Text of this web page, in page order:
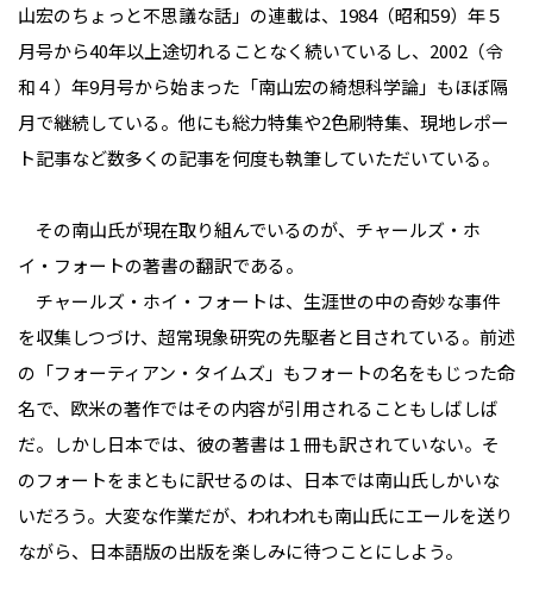
山宏のちょっと不思議な話」の連載は、1984（昭和59）年５
月号から40年以上途切れることなく続いているし、2002（令
和４）年9月号から始まった「南山宏の綺想科学論」もほぼ隔
月で継続している。他にも総力特集や2色刷特集、現地レポー
ト記事など数多くの記事を何度も執筆していただいている。
その南山氏が現在取り組んでいるのが、チャールズ・ホ
イ・フォートの著書の翻訳である。
チャールズ・ホイ・フォートは、生涯世の中の奇妙な事件
を収集しつづけ、超常現象研究の先駆者と目されている。前述
の「フォーティアン・タイムズ」もフォートの名をもじった命
名で、欧米の著作ではその内容が引用されることもしばしば
だ。しかし日本では、彼の著書は１冊も訳されていない。そ
のフォートをまともに訳せるのは、日本では南山氏しかいな
いだろう。大変な作業だが、われわれも南山氏にエールを送り
ながら、日本語版の出版を楽しみに待つことにしよう。